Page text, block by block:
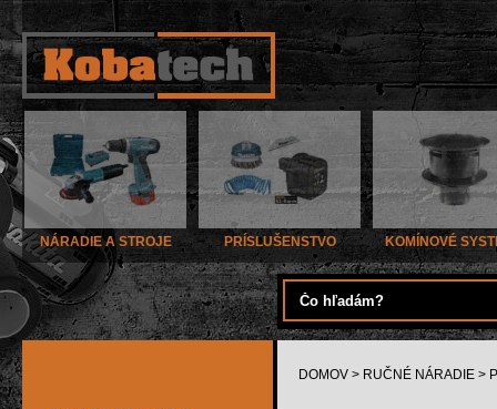
NÁRADIE A STROJE PRÍSLUŠENSTVO KOMÍNOVÉ
DOMOV > RUČNÉ NÁRADIE >